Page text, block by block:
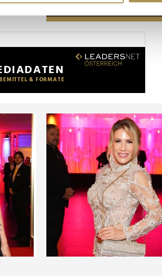
zu personalisieren, Funktionen für soziale
und Analysen weiter. Unsere
Sie ihnen bereitgestellt haben oder die